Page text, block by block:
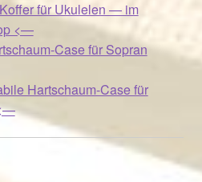
für Ukulelen — im
<—
Case für Sopran
Hartschaum-Case für